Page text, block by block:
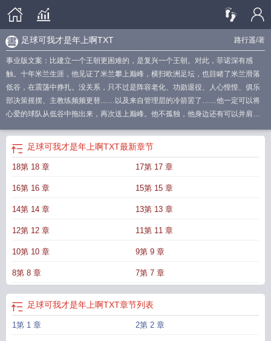
路行遥/著
足球可我才是年上啊TXT
事业版文案：比建立一个王朝更困难的，是复兴一个王朝。对此，菲诺深有感
触。十年米兰生涯，他见证了米兰攀上巅峰，横扫欧洲足坛，也目睹了米兰滑落
低谷，在震荡中挣扎。没关系，只不过是阵容老化、功勋退役、人心惶惶、俱乐
部决策摇摆、主教练频频更替……以及来自管理层的冷箭罢了……他一定可以将
心爱的球队从低谷中拖出来，再次送上巅峰。他不孤独，他身边还有可以并肩作
案：菲诺有些无奈，为什么隔壁那个名叫保罗的孩子总以哥哥自居，明明自己才
是年上啊！（并不是）阅读小贴士（含排雷预警）：1.足球小白阅读无障碍。2.本
文是作者专栏中另一篇文《[足球]救赎》的if线，是独立故事，没看过上文不影响
双方都有既往感情史，介意慎入。4.主角踢中场，ac米兰青训，不会转会。5.ooc
预警！衍生作品和现实会有出入，尤其是球队成绩和球员的婚育情况，介意慎
不限于pdp、313等，介意慎入。最后，loveamp;peace~
行遥足球可我才是年上啊TXT 足球可我才是年上啊
足球可我才是年上啊TXT最新章节
18第 18 章 17第 17 章
16第 16 章 15第 15 章
14第 14 章 13第 13 章
12第 12 章 11第 11 章
10第 10 章 9第 9 章
8第 8 章 7第 7 章
足球可我才是年上啊TXT章节列表
1第 1 章 2第 2 章